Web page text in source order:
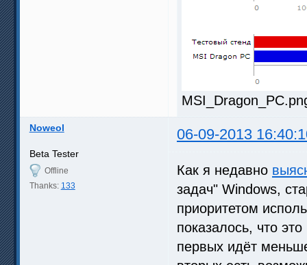
Noweol 06-09-2013
Beta Tester
Offline
Thanks: 133
Как я недавно
задач" Windows,
приоритетом
показалось, что
первых идёт